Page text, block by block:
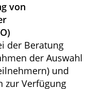
von
der Beratung
der Auswahl
und
zur Verfügung